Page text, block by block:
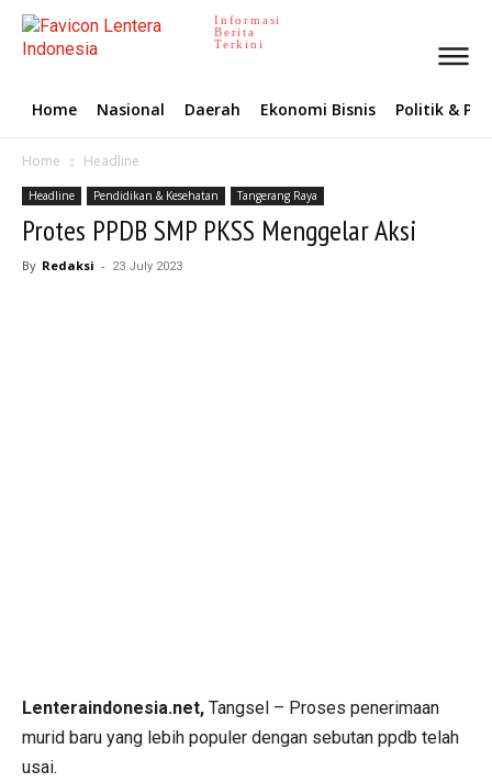
Informasi
Berita
Terkini
Home Nasional Daerah Ekonomi Bisnis Politik &
Home Headline
Headline Pendidikan & Kesehatan Tangerang Raya
Protes PPDB SMP PKSS Menggelar Aksi
By Redaksi - 23 July 2023
Lenteraindonesia.net, Tangsel – Proses penerimaan
murid baru yang lebih populer dengan sebutan ppdb telah
usai.